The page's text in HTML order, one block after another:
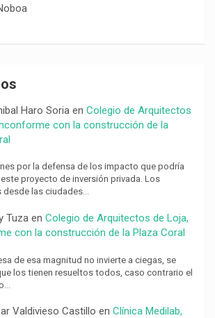
Haro Soriaen Colegio de Arquitectos
con la construcción de la
por la defensa de los impacto que podría
proyecto de inversión privada. Los
desde las ciudades…
Tuzaen Colegio de Arquitectos de Loja,
con la construcción de la Plaza Coral
de esa magnitud no invierte a ciegas, se
los tienen resueltos todos, caso contrario el
Valdivieso Castillo en Clínica Medilab,